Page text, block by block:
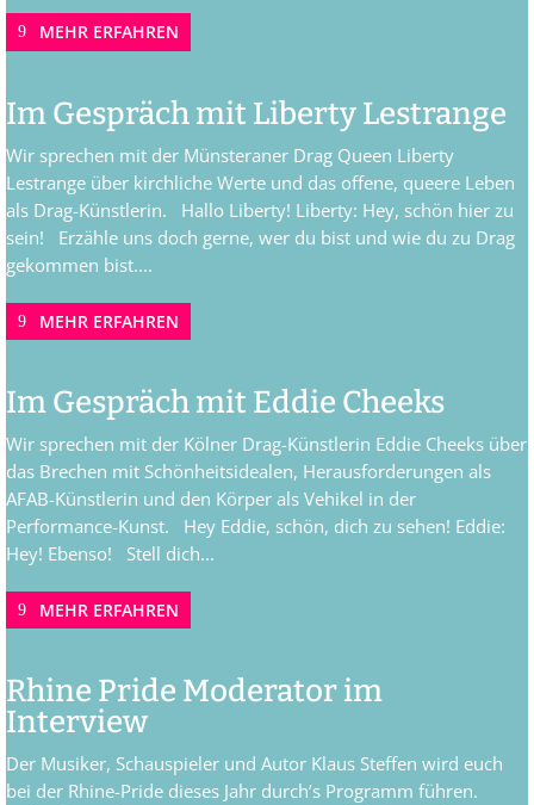
MEHR ERFAHREN
Im Gespräch mit Liberty Lestrange
Wir sprechen mit der Münsteraner Drag Queen Liberty
Lestrange über kirchliche Werte und das offene, queere Leben
als Drag-Künstlerin. Hallo Liberty! Liberty: Hey, schön hier zu
sein! Erzähle uns doch gerne, wer du bist und wie du zu Drag
gekommen bist....
MEHR ERFAHREN
Im Gespräch mit Eddie Cheeks
Wir sprechen mit der Kölner Drag-Künstlerin Eddie Cheeks über
das Brechen mit Schönheitsidealen, Herausforderungen als
AFAB-Künstlerin und den Körper als Vehikel in der
Performance-Kunst. Hey Eddie, schön, dich zu sehen! Eddie:
Hey! Ebenso! Stell dich...
MEHR ERFAHREN
Rhine Pride Moderator im
Interview
Der Musiker, Schauspieler und Autor Klaus Steffen wird euch
bei der Rhine-Pride dieses Jahr durch’s Programm führen.